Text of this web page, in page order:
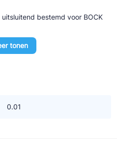
bestemd voor BOCK
tonen
0.01